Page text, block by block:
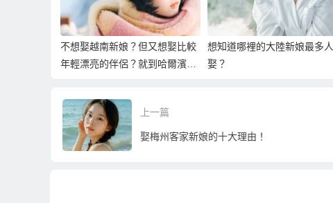
不想娶越南新娘？但又想娶比較
年輕漂亮的伴侶？就到哈爾濱相
想知道哪裡的大陸新娘最多人
娶？
上一篇
娶梅州客家新娘的十大理由！